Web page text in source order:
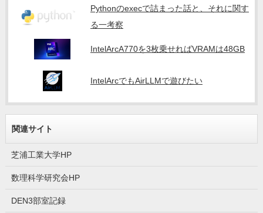
Pythonのexecで詰まった話と、それに関す
る一考察
IntelArcA770を3枚乗せればVRAMは48GB
IntelArcでもAirLLMで遊びたい
関連サイト
芝浦工業大学HP
数理科学研究会HP
DEN3部室記録